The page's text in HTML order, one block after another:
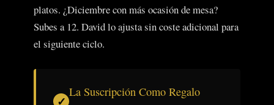
platos. ¿Diciembre con más ocasión de mesa?
Subes a 12. David lo ajusta sin coste adicional para
el siguiente ciclo.
La Suscripción Como Regalo